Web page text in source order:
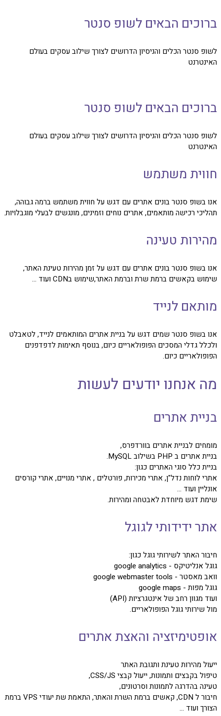
ברוכים הבאים לשופ סנטר
לשופ סנטר הכלים והניסיון הדרושים לצורך שילוב עסקים בעולם
האינטרנט
ברוכים הבאים לשופ סנטר
לשופ סנטר הכלים והניסיון הדרושים לצורך שילוב עסקים בעולם
האינטרנט
חווית משתמש
אנו בשופ סנטר בונים אתרים עם דגש על חווית משתמש ברמה גבוהה,
תהליכי רכישה מותאמים, אתרים נוחים וזמינים, מונגשים לבעלי מוגבלויות.
מהירות טעינה
אנו בשופ סנטר בונים אתרים עם דגש על זמן מהירות טעינת האתר,
שימוש בקאשים ברמת שרת וברמת האתר,שימוש בCDN ועוד ...
מותאם לנייד
אנו בשופ סנטר שמים דגש על בניית אתרים המותאמים לנייד, לטאבלט
ולכלל גדלי המסכים הפופולאריים כיום, בנוסף תאימות לדפדפנים
הפופולאריים כיום.
מה אנחנו יודעים לעשות
בניית אתרים
מומחים לבניית אתרים בוורדפרס,
בניית אתרים ב PHP בשילוב MySQL.
בניית כלל סוגי האתרים כגון:
אתרי לוחות נדל"ן, אתרי מכירות, פורטלים , אתרי מנויים, אתרי קורסים
אונליין ועוד ...
שימת דגש מיוחדת לאבטחה ומהירות.
אתר ידידותי לגוגל
חיבור האתר לשירותי גוגל כגון:
גוגל אנליטיקס - google analytics
וואב מאסטר - google webmaster tools
גוגל מפות - google maps
ועוד מגוון רחב של אינטגרציות (API)
מול שירותי גוגל הפופולאריים.
אופטימיזציה והאצת אתרים
ייעול מהירות טעינת ותגובת האתר
טיפול בקבצים ותמונות, ייעול קבצי CSS/JS,
טעינה בהדרגה לתמונות וסרטונים,
חיבור ל CDN, קאשים ברמת השרת והאתר, התאמת שת יעודי VPS ברמת
הצורך ועוד ...